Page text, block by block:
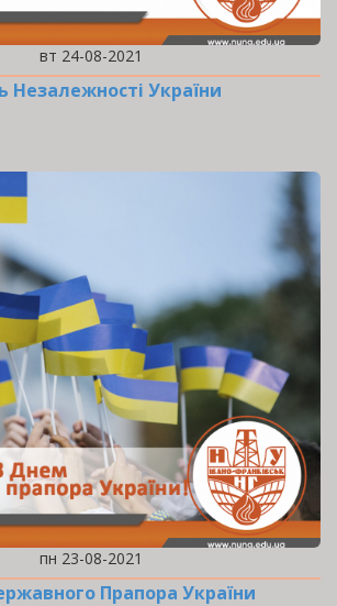
вт 24-08-2021
Незалежності України
пн 23-08-2021
Прапора України